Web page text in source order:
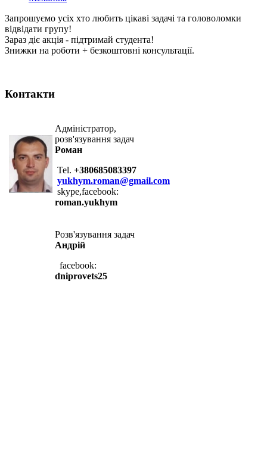
Запрошуємо усіх хто любить цікаві задачі та головоломки
відвідати групу!
Зараз діє акція - підтримай студента!
Знижки на роботи + безкоштовні консультації.
Контакти
Адміністратор,
розв'язування задач
Роман
Tel. +380685083397
yukhym.roman@gmail.com
skype,facebook:
roman.yukhym
Розв'язування задач
Андрій
facebook:
dniprovets25